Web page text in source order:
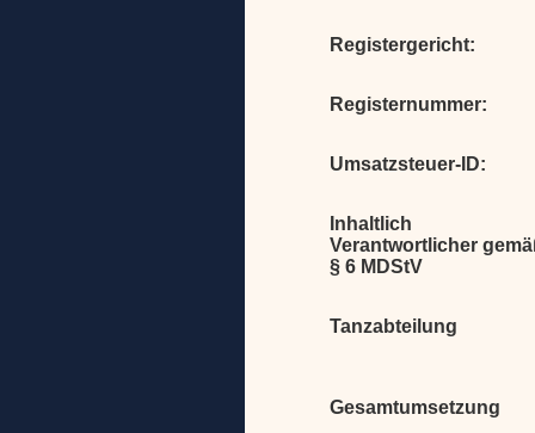
Registergericht:
Registernummer:
Umsatzsteuer-ID:
Inhaltlich
Verantwortlicher
§ 6 MDStV
Tanzabteilung
Gesamtumsetzung